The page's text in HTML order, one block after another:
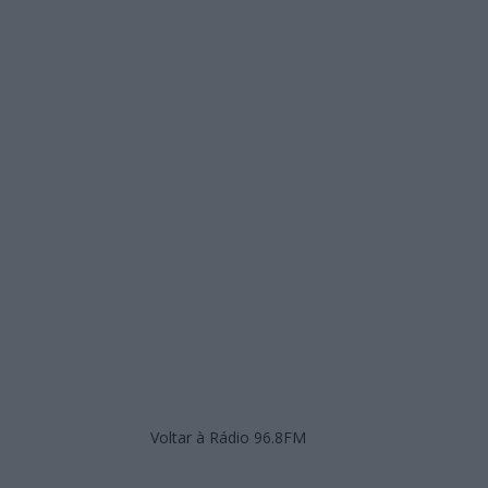
Voltar à Rádio 96.8FM